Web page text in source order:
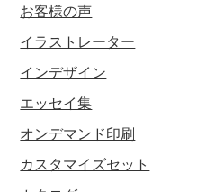
お客様の声
イラストレーター
インデザイン
エッセイ集
オンデマンド印刷
カスタマイズセット